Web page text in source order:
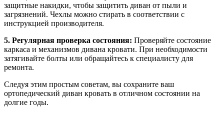
защитные накидки, чтобы защитить диван от пыли и
загрязнений. Чехлы можно стирать в соответствии с
инструкцией производителя.
5. Регулярная проверка состояния: Проверяйте состояние
каркаса и механизмов дивана кровати. При необходимости
затягивайте болты или обращайтесь к специалисту для
ремонта.
Следуя этим простым советам, вы сохраните ваш
ортопедический диван кровать в отличном состоянии на
долгие годы.